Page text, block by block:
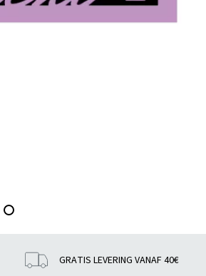
GRATIS LEVERING VANAF 40€